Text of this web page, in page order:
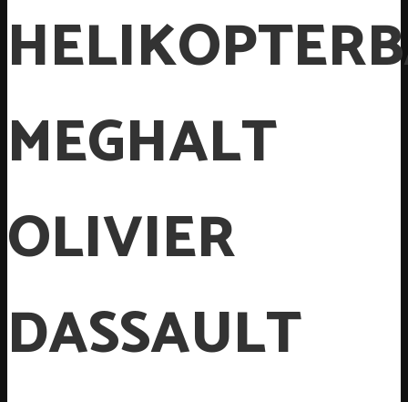
MEGHALT
OLIVIER
DASSAULT